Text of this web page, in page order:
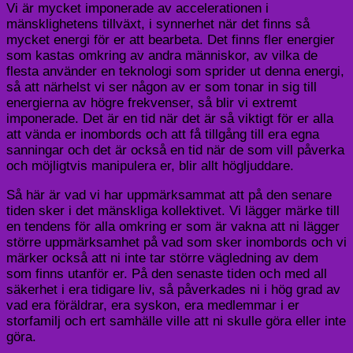
Vi är mycket imponerade av accelerationen i
mänsklighetens tillväxt, i synnerhet när det finns så
mycket energi för er att bearbeta. Det finns fler energier
som kastas omkring av andra människor, av vilka de
flesta använder en teknologi som sprider ut denna energi,
så att närhelst vi ser någon av er som tonar in sig till
energierna av högre frekvenser, så blir vi extremt
imponerade. Det är en tid när det är så viktigt för er alla
att vända er inombords och att få tillgång till era egna
sanningar och det är också en tid när de som vill påverka
och möjligtvis manipulera er, blir allt högljuddare.
Så här är vad vi har uppmärksammat att på den senare
tiden sker i det mänskliga kollektivet. Vi lägger märke till
en tendens för alla omkring er som är vakna att ni lägger
större uppmärksamhet på vad som sker inombords och vi
märker också att ni inte tar större vägledning av dem
som finns utanför er. På den senaste tiden och med all
säkerhet i era tidigare liv, så påverkades ni i hög grad av
vad era föräldrar, era syskon, era medlemmar i er
storfamilj och ert samhälle ville att ni skulle göra eller inte
göra.